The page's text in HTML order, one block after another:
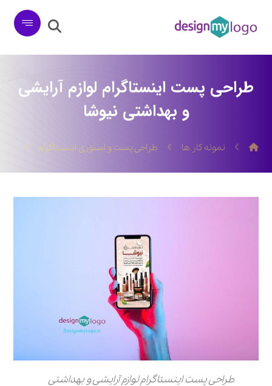
طراحی پست اینستاگرام لوازم آرایشی
و بهداشتی نیوشا
نمونه کار ها طراحی پست و استوری اینستاگرام
طراحی پست اینستاگرام لوازم آرایشی و بهداشتی